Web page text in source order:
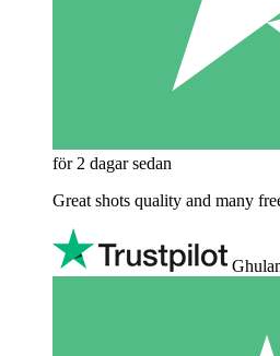
för 2 dagar sedan
Great shots quality and many